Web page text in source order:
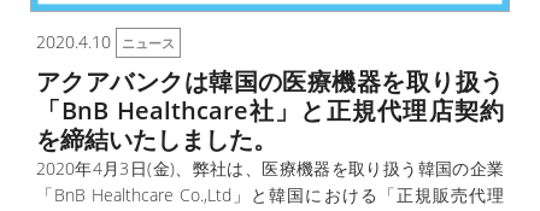
2020.4.10 ニュース
アクアバンクは韓国の医療機器を取り扱う
「BnB Healthcare社」と正規代理店契約
を締結いたしました。
2020年4月3日(金)、弊社は、医療機器を取り扱う韓国の企業
「BnB Healthcare Co.,Ltd」と韓国における「正規販売代理